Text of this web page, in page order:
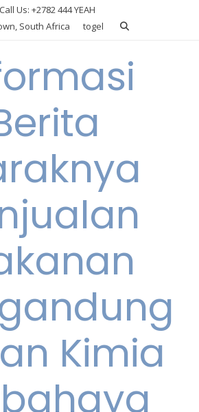
Call Us: +2782 444 YEAH
South Africa
togel
Kimia